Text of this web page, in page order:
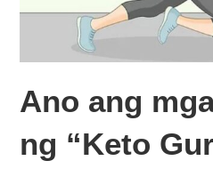
Ano ang
ng “Keto